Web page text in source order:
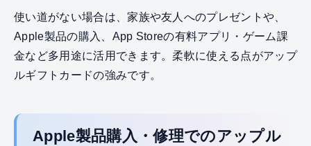
使い道がない場合は、家族や友人へのプレゼントや、
Apple製品の購入、App Storeの有料アプリ・ゲーム課
金など多用途に活用できます。柔軟に使える点がアップ
ルギフトカードの強みです。
Apple製品購入・修理でのアップル